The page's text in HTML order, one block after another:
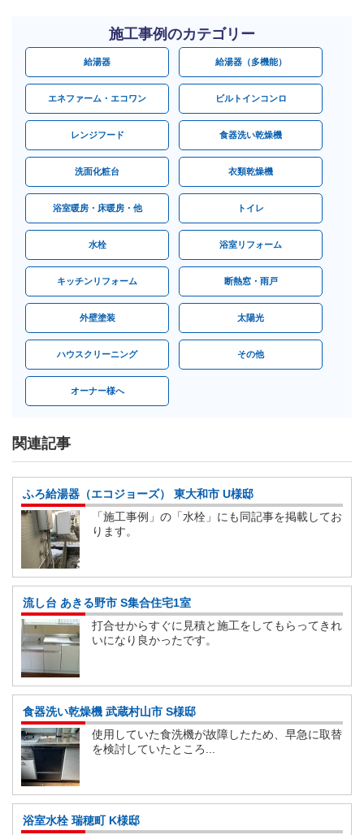
施工事例のカテゴリー
給湯器 給湯器（多機能）
エネファーム・エコワン ビルトインコンロ
レンジフード 食器洗い乾燥機
洗面化粧台 衣類乾燥機
浴室暖房・床暖房・他 トイレ
水栓 浴室リフォーム
キッチンリフォーム 断熱窓・雨戸
外壁塗装 太陽光
ハウスクリーニング その他
オーナー様へ
関連記事
ふろ給湯器（エコジョーズ） 東大和市 U様邸
「施工事例」の「水栓」にも同記事を掲載してお
ります。
流し台 あきる野市 S集合住宅1室
打合せからすぐに見積と施工をしてもらってきれ
いになり良かったです。
食器洗い乾燥機 武蔵村山市 S様邸
使用していた食洗機が故障したため、早急に取替
を検討していたところ...
浴室水栓 瑞穂町 K様邸